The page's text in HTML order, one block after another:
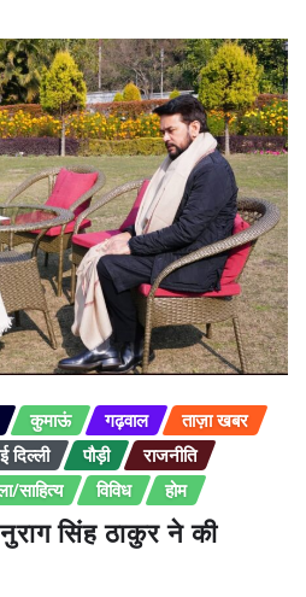
कुमाऊं गढ़वाल
ताज़ा खबर
दिल्ली पौड़ी
राजनीति
साहित्य विविध होम
सिंह ठाकुर ने की